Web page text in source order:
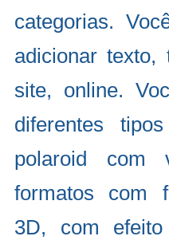
categorias.
adicionar
site, online.
diferentes
polaroid com
formatos com
3D, com